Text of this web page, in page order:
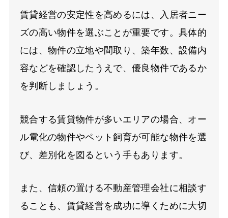
賃貸経営の安定性を高めるには、入居者ニー
ズの高い物件を選ぶことが重要です。具体的
には、物件の立地や間取り、築年数、設備内
容などを確認したうえで、優良物件であるか
を判断しましょう。
競合する賃貸物件が多いエリアの場合、オー
ル電化の物件やペット飼育が可能な物件を選
び、差別化を図るという手もあります。
また、信頼の置ける不動産管理会社に相談す
ることも、賃貸経営を成功に導くために大切